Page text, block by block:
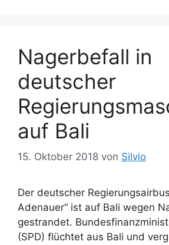
i
e
n
w
r
t
e
Nagerbefall in
deutscher
auf Bali
15. Oktober 2018 von Silvio
Der deutscher
Adenauer“ ist auf Bali wegen
gestrandet.
(SPD) flüchtet aus Bali und